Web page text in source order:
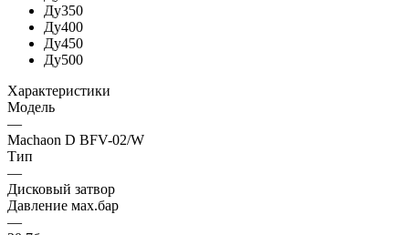
Ду350
Ду400
Ду450
Ду500
Характеристики
Модель
—
Machaon D BFV-02/W
Тип
—
Дисковый затвор
Давление мах.бар
—